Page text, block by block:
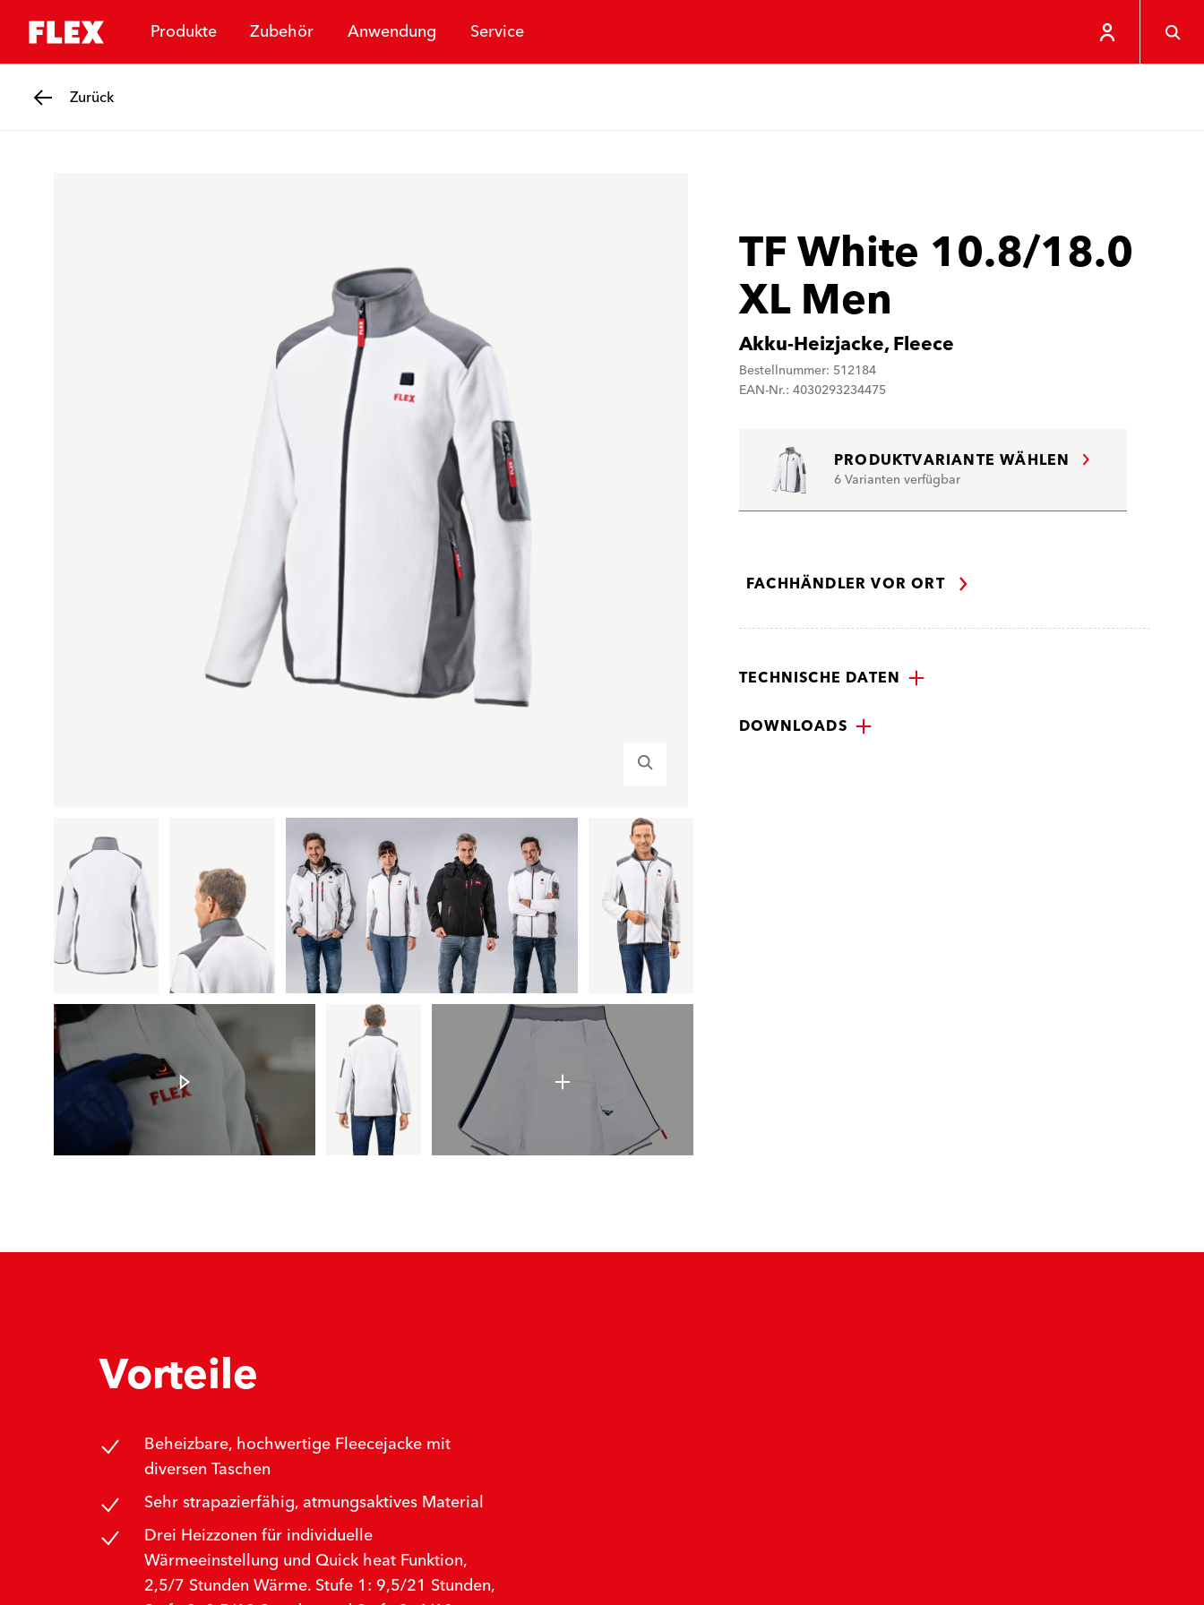
Produkte Zubehör Anwendung Service
Zurück
TF White 10.8/18.0
XL Men
Akku-Heizjacke, Fleece
Bestellnummer: 512184
EAN-Nr.: 4030293234475
PRODUKTVARIANTE WÄHLEN
6 Varianten verfügbar
FACHHÄNDLER VOR ORT
TECHNISCHE DATEN
DOWNLOADS
Vorteile
Beheizbare, hochwertige Fleecejacke mit
diversen Taschen
Sehr strapazierfähig, atmungsaktives Material
Drei Heizzonen für individuelle
Wärmeeinstellung und Quick heat Funktion,
2,5/7 Stunden Wärme. Stufe 1: 9,5/21 Stunden,